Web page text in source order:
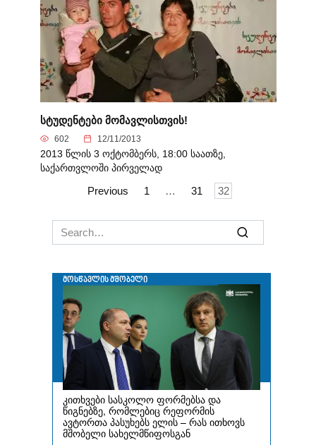
სტუდენტები მომავლისთვის!
602 12/11/2013
2013 წლის 3 ოქტომბერს, 18:00 საათზე,
საქართვლოში პირველად
Previous 1 … 31 32
Search
for: